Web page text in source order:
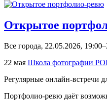
Открытое
Все города, 22.05.2026,
22 мая Школа фотографии
Регулярные онлайн-встречи
Портфолио-ревю даёт